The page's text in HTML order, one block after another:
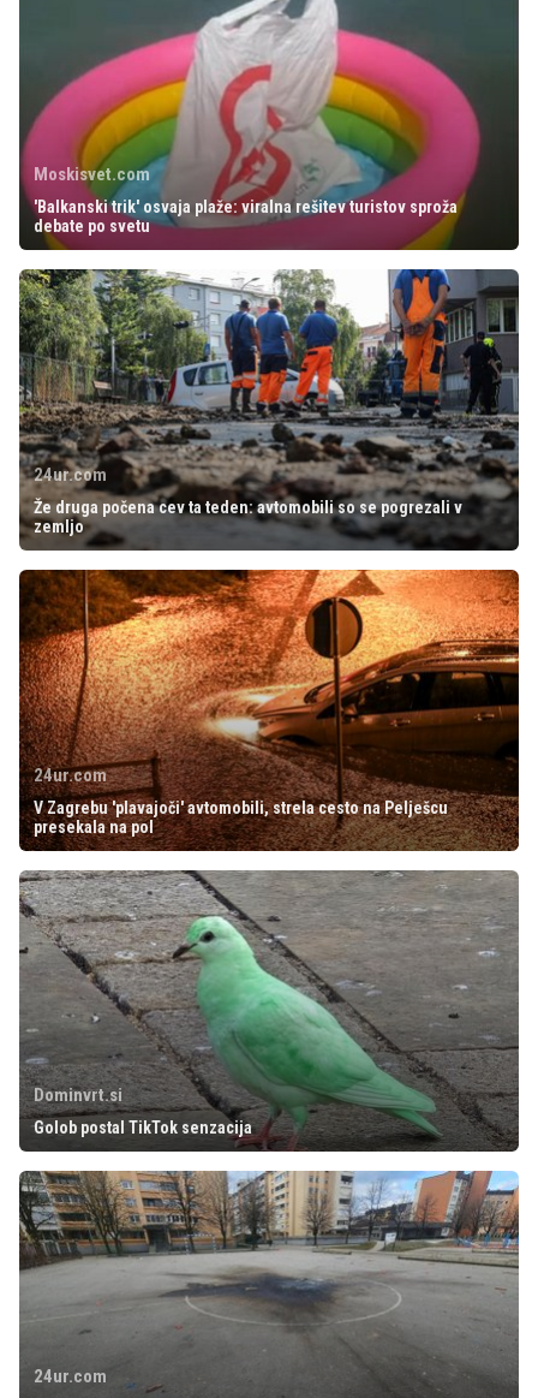
Moskisvet.com
'Balkanski trik' osvaja plaže: viralna rešitev turistov sproža
debate po svetu
24ur.com
Že druga počena cev ta teden: avtomobili so se pogrezali v
zemljo
24ur.com
V Zagrebu 'plavajoči' avtomobili, strela cesto na Pelješcu
presekala na pol
Dominvrt.si
Golob postal TikTok senzacija
24ur.com